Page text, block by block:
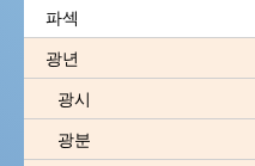
파섹
광년
광시
광분